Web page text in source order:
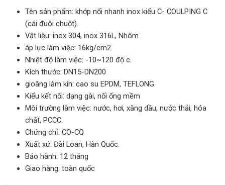
Tên sản phẩm: khớp nối nhanh inox kiểu C- COULPING C
(cái đuôi chuột).
Vật liệu: inox 304, inox 316L, Nhôm
áp lực làm việc: 16kg/cm2.
Nhiệt độ làm việc: -10~120 độ c.
Kích thước: DN15-DN200
gioăng làm kín: cao su EPDM, TEFLONG.
Kiểu kết nối: dạng gài, nối ống mềm
Môi trường làm việc: nước, hơi, xăng dầu, nước thải, hóa
chất, PCCC.
Chứng chỉ: CO-CQ
Xuất xứ: Đài Loan, Hàn Quốc.
Bảo hành: 12 tháng
Giao hàng: toàn quốc